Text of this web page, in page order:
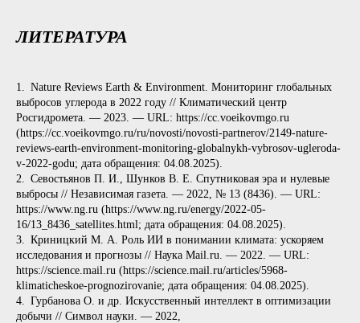
ЛИТЕРАТУРА
1. Nature Reviews Earth & Environment. Мониторинг глобальных
выбросов углерода в 2022 году // Климатический центр
Росгидромета. — 2023. — URL: https://cc.voeikovmgo.ru
(https://cc.voeikovmgo.ru/ru/novosti/novosti-partnerov/2149-nature-
reviews-earth-environment-monitoring-globalnykh-vybrosov-ugleroda-
v-2022-godu; дата обращения: 04.08.2025).
2. Севостьянов П. И., Шунков В. Е. Спутниковая эра и нулевые
выбросы // Независимая газета. — 2022, № 13 (8436). — URL:
https://www.ng.ru (https://www.ng.ru/energy/2022-05-
16/13_8436_satellites.html; дата обращения: 04.08.2025).
3. Криницкий М. А. Роль ИИ в понимании климата: ускоряем
исследования и прогнозы // Наука Mail.ru. — 2022. — URL:
https://science.mail.ru (https://science.mail.ru/articles/5968-
klimaticheskoe-prognozirovanie; дата обращения: 04.08.2025).
4. Гурбанова О. и др. Искусственный интеллект в оптимизации
добычи // Символ науки. — 2022,